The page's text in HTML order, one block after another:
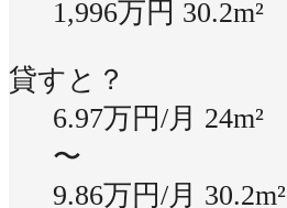
1,996万円 30.2m²
貸すと？
6.97万円/月 24m²
〜
9.86万円/月 30.2m²